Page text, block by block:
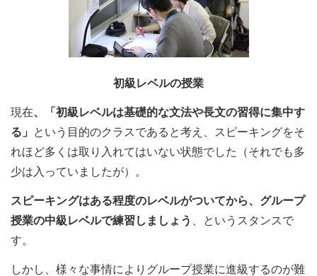
初級レベルの授業
現在、「初級レベルは基礎的な文法や長文の習得に集中す
る」
という目的のクラスであると考え、スピーキングをそ
れほど多くは取り入れてはいない状態でした（それでも多
少は入っていましたが）。
スピーキングはある程度のレベルがついてから、グループ
授業の中級レベルで練習しましょう
、というスタンスで
す。
しかし、様々な事情によりグループ授業に進級するのが難